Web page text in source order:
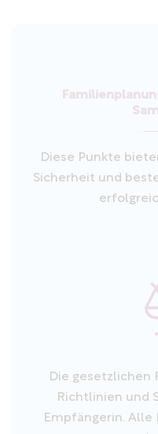
Diese Punkte
Sicherheit und
Die gesetzlichen
Richtlinien und
Empfängerin.